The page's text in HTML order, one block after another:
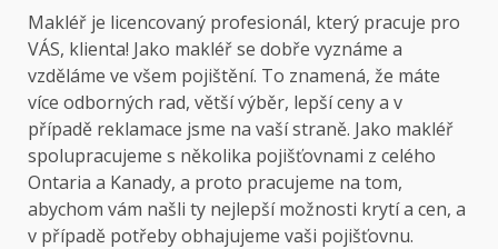
Makléř je licencovaný profesionál, který pracuje pro
VÁS, klienta! Jako makléř se dobře vyznáme a
vzděláme ve všem pojištění. To znamená, že máte
více odborných rad, větší výběr, lepší ceny a v
případě reklamace jsme na vaší straně. Jako makléř
spolupracujeme s několika pojišťovnami z celého
Ontaria a Kanady, a proto pracujeme na tom,
abychom vám našli ty nejlepší možnosti krytí a cen, a
v případě potřeby obhajujeme vaši pojišťovnu.